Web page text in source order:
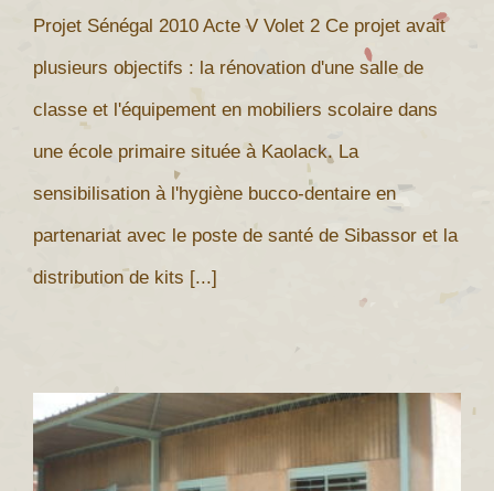
Projet Sénégal 2010 Acte V Volet 2 Ce projet avait
plusieurs objectifs : la rénovation d'une salle de
classe et l'équipement en mobiliers scolaire dans
une école primaire située à Kaolack. La
sensibilisation à l'hygiène bucco-dentaire en
partenariat avec le poste de santé de Sibassor et la
distribution de kits [...]